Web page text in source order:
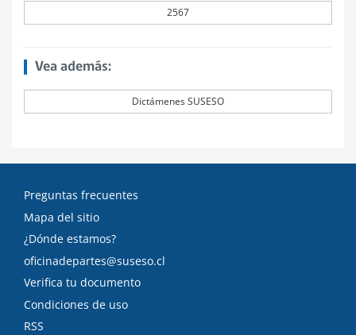
2567
Vea además:
Dictámenes SUSESO
Preguntas frecuentes
Mapa del sitio
¿Dónde estamos?
oficinadepartes@suseso.cl
Verifica tu documento
Condiciones de uso
RSS